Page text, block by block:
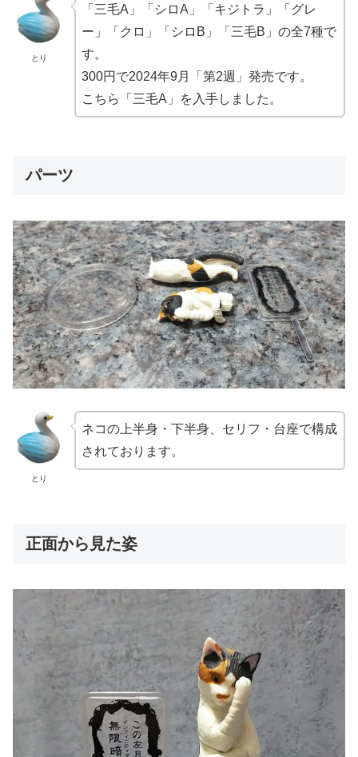
とり
「三毛A」「シロA」「キジトラ」「グレ
ー」「クロ」「シロB」「三毛B」の全7種で
す。
300円で2024年9月「第2週」発売です。
こちら「三毛A」を入手しました。
パーツ
とり
ネコの上半身・下半身、セリフ・台座で構成
されております。
正面から見た姿